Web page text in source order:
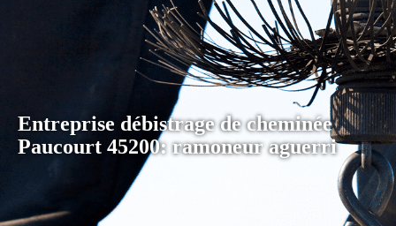
Entreprise débistrage de cheminée
Paucourt 45200: ramoneur aguerri